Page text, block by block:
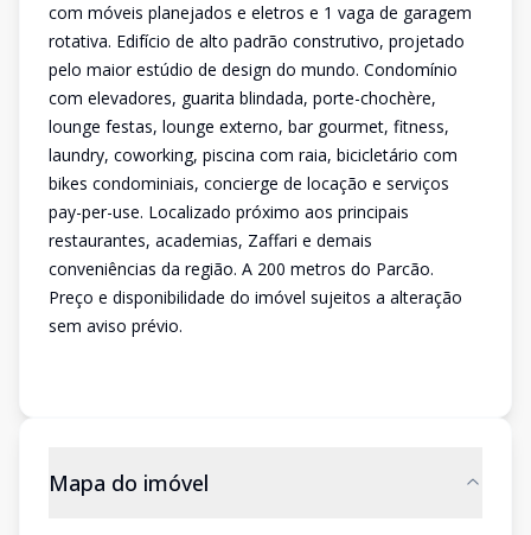
com móveis planejados e eletros e 1 vaga de garagem
rotativa. Edifício de alto padrão construtivo, projetado
pelo maior estúdio de design do mundo. Condomínio
com elevadores, guarita blindada, porte-chochère,
lounge festas, lounge externo, bar gourmet, fitness,
laundry, coworking, piscina com raia, bicicletário com
bikes condominiais, concierge de locação e serviços
pay-per-use. Localizado próximo aos principais
restaurantes, academias, Zaffari e demais
conveniências da região. A 200 metros do Parcão.
Preço e disponibilidade do imóvel sujeitos a alteração
sem aviso prévio.
Mapa do imóvel